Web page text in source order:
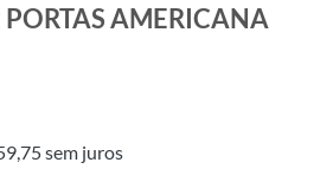
PORTAS AMERICANA
sem juros